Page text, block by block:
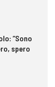
“Sono
spero